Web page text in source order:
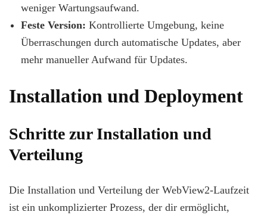
weniger Wartungsaufwand.
Feste Version: Kontrollierte Umgebung, keine
Überraschungen durch automatische Updates, aber
mehr manueller Aufwand für Updates.
Installation und Deployment
Schritte zur Installation und
Verteilung
Die Installation und Verteilung der WebView2-Laufzeit
ist ein unkomplizierter Prozess, der dir ermöglicht,